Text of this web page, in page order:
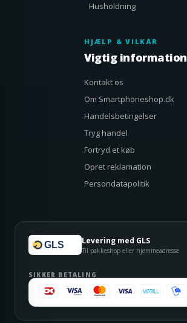
Husholdning
HJÆLP & VILKÅR
Vigtig information
Kontakt os
Om Smartphoneshop.dk
Handelsbetingelser
Tryg handel
Fortryd et køb
Opret reklamation
Persondatapolitik
GLS Levering med GLS
Til pakkeshop eller hjemmeadresse
SIKKER BETALING